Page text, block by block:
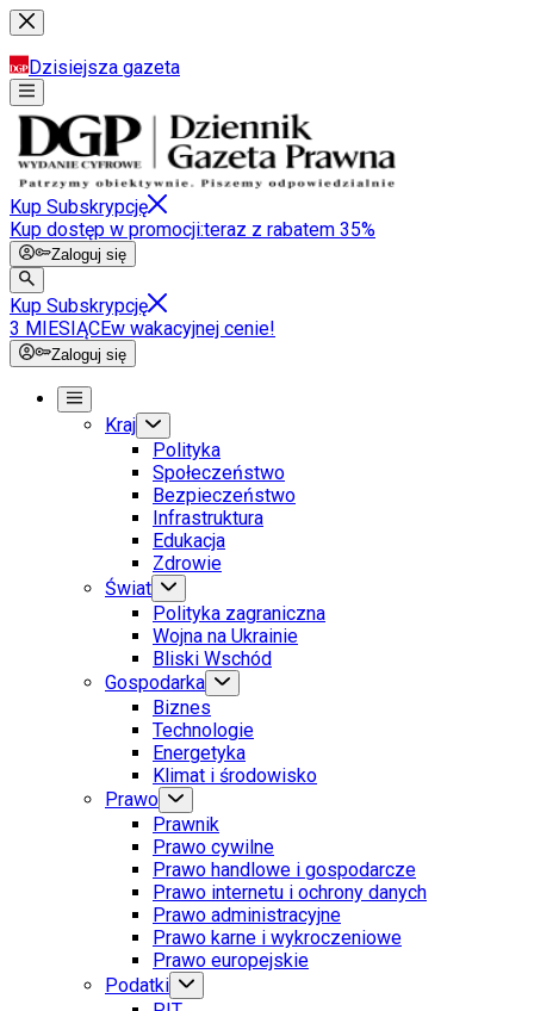
Dzisiejsza gazeta
Kup Subskrypcję
Kup dostęp w promocji:teraz z rabatem 35%
Zaloguj się
Kup Subskrypcję
3 MIESIĄCEw wakacyjnej cenie!
Zaloguj się
Kraj
Polityka
Społeczeństwo
Bezpieczeństwo
Infrastruktura
Edukacja
Zdrowie
Świat
Polityka zagraniczna
Wojna na Ukrainie
Bliski Wschód
Gospodarka
Biznes
Technologie
Energetyka
Klimat i środowisko
Prawo
Prawnik
Prawo cywilne
Prawo handlowe i gospodarcze
Prawo internetu i ochrony danych
Prawo administracyjne
Prawo karne i wykroczeniowe
Prawo europejskie
Podatki